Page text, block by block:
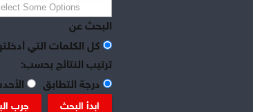
البحث عن
كل الكلمات التي
ترتيب النتائج بحسب:
درجة التطابق
ابدأ البحث جرب